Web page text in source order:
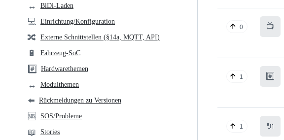
links
↔️ BiDi-Laden
💻 Einrichtung/Konfiguration
🔀 Externe Schnittstellen (§14a, MQTT, API)
🔋 Fahrzeug-SoC
#️⃣ Hardwarethemen
↔️ Modulthemen
⬅️ Rückmeldungen zu Versionen
🆘 SOS/Probleme
📖 Stories
0 📺
1 #️⃣
1 🔌